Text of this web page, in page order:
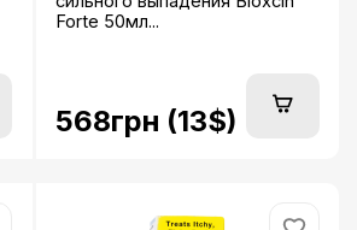
Forte 50мл...
568грн (13$)